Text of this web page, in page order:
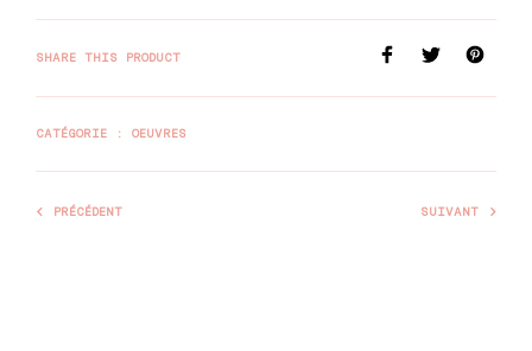
SHARE THIS PRODUCT
CATÉGORIE : OEUVRES
PRÉCÉDENT SUIVANT